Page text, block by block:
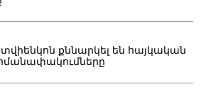
քննարկել են հայկական